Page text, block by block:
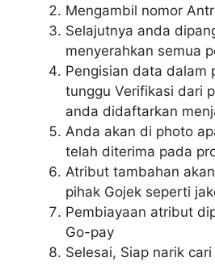
Mengambil nomor
Selajutnya anda
menyerahkan semua
Pengisian data dalam
tunggu Verifikasi dari
anda didaftarkan
Anda akan di photo
telah diterima pada
Atribut tambahan
pihak Gojek seperti
Pembiayaan atribut
Go-pay
Selesai, Siap narik